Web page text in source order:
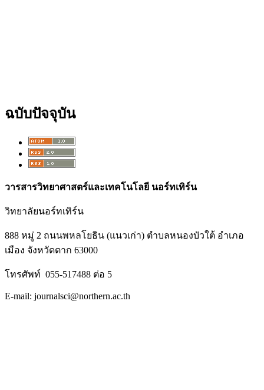
ฉบับปัจจุบัน
วารสารวิทยาศาสตร์และเทคโนโลยี นอร์ทเทิร์น
วิทยาลัยนอร์ทเทิร์น
888 หมู่ 2 ถนนพหลโยธิน (แนวเก่า) ตำบลหนองบัวใต้ อำเภอ
เมือง จังหวัดตาก 63000
โทรศัพท์ 055-517488 ต่อ 5
E-mail: journalsci@northern.ac.th